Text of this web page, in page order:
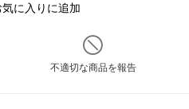
に入りに追加
不適切な商品を報告